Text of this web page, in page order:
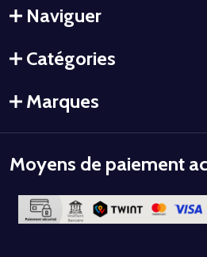
Naviguer
Catégories
Marques
Moyens de paiement